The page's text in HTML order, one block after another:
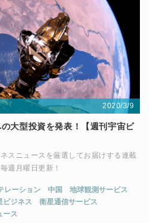
2020/3/9
大型投資を発表！【週刊宇宙ビ
スニュースを厳選してお届けする連載
週月曜日更新！
レーション 中国
地球観測サービス
ビジネス
衛星通信サービス
ース